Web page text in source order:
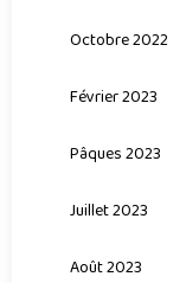
Octobre 2022
Février 2023
Pâques 2023
Juillet 2023
Août 2023